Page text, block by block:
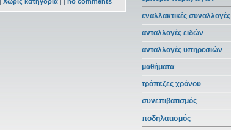
εναλλακτικές συναλλαγές
ανταλλαγές ειδών
ανταλλαγές υπηρεσιών
μαθήματα
τράπεζες χρόνου
συνεπιβατισμός
ποδηλατισμός